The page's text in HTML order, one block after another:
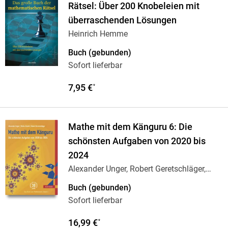
Rätsel: Über 200 Knobeleien mit
überraschenden Lösungen
Heinrich Hemme
Buch (gebunden)
Sofort lieferbar
7,95 €*
Mathe mit dem Känguru 6: Die
schönsten Aufgaben von 2020 bis
2024
Alexander Unger, Robert Geretschläger,
…
Buch (gebunden)
Sofort lieferbar
16,99 €*